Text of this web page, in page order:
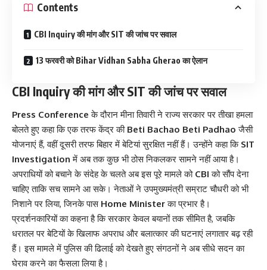
Contents
CBI Inquiry की मांग और SIT की जांच पर सवाल
13 फरवरी को Bihar Vidhan Sabha Gherao का ऐलान
CBI Inquiry की मांग और SIT की जांच पर सवाल
Press Conference के दौरान मीना तिवारी ने राज्य सरकार पर तीखा हमला
बोलते हुए कहा कि एक तरफ केंद्र की Beti Bachao Beti Padhao जैसी
योजनाएं हैं, वहीं दूसरी तरफ बिहार में बेटियां सुरक्षित नहीं हैं। उन्होंने कहा कि SIT
Investigation में अब तक कुछ भी ठोस निकलकर सामने नहीं आया है।
अपराधियों को बचाने के संदेह के चलते अब इस पूरे मामले को CBI को सौंप देना
चाहिए ताकि सच सामने आ सके। नेताओं ने उपमुख्यमंत्री सम्राट चौधरी को भी
निशाने पर लिया, जिनके पास Home Ministerका प्रभार है।
प्रदर्शनकारियों का कहना है कि सरकार केवल बयानों तक सीमित है, जबकि
धरातल पर बेटियों के खिलाफ अपराध और बलात्कार की घटनाएं लगातार बढ़ रही
हैं। इस मामले में पुलिस की ढिलाई को देखते हुए संगठनों ने अब सीधे सदन का
घेराव करने का फैसला लिया है।